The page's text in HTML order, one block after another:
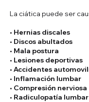
La ciática puede ser
• Hernias discales
• Discos abultados
• Mala postura
• Lesiones deportivas
• Accidentes
• Inflamación lumbar
• Compresión nerviosa
• Radiculopatía lumbar